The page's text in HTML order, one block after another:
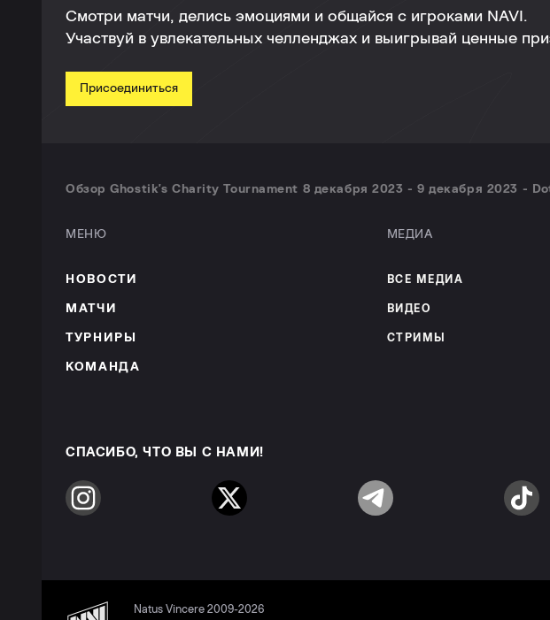
Смотри матчи, делись эмоциями и общайся с игроками NAVI.
Участвуй в увлекательных челленджах и выигрывай ценные
Присоединиться
Обзор Ghostik's Charity Tournament 8 декабря 2023 - 9 декабря 2023 -
МЕНЮ
НОВОСТИ
МАТЧИ
ТУРНИРЫ
КОМАНДА
МЕДИА
ВСЕ МЕДИА
ВИДЕО
СТРИМЫ
СПАСИБО, ЧТО ВЫ С НАМИ!
Instagram Twitter Telegram TikTok
Natus Vincere 2009-2026